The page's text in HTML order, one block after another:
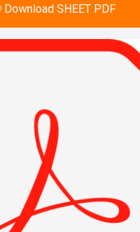
Download SHEET PDF